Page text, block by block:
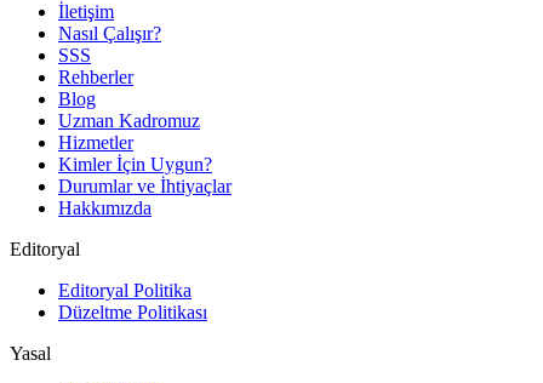
İletişim
Nasıl Çalışır?
SSS
Rehberler
Blog
Uzman Kadromuz
Hizmetler
Kimler İçin Uygun?
Durumlar ve İhtiyaçlar
Hakkımızda
Editoryal
Editoryal Politika
Düzeltme Politikası
Yasal